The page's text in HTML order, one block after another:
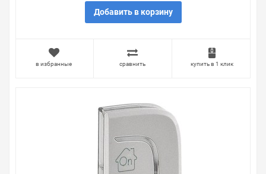
Добавить в корзину
в избранные сравнить купить в 1 клик